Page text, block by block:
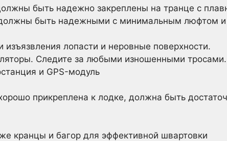
быть надежно закреплены на транце с
быть надежными с минимальным люфтом и
изъязвления лопасти и неровные поверхности.
Следите за любыми изношенными тросами.
и GPS-модуль
прикреплена к лодке, должна быть
кранцы и багор для эффективной швартовки